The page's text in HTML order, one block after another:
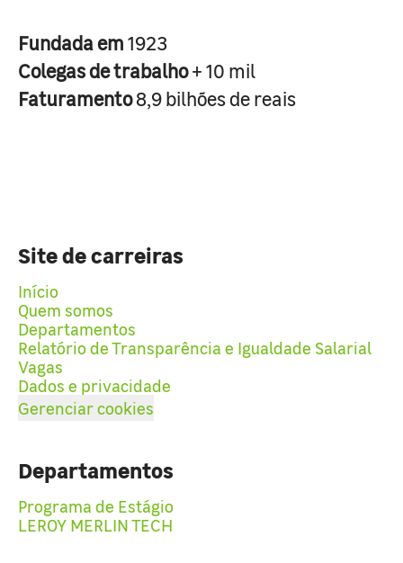
Fundada em1923
Colegas de trabalho+ 10 mil
Faturamento8,9 bilhões de reais
Site de carreiras
Início
Quem somos
Departamentos
Relatório de Transparência e Igualdade Salarial
Vagas
Dados e privacidade
Gerenciar cookies
Departamentos
Programa de Estágio
LEROY MERLIN TECH